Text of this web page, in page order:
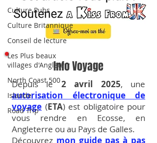
Culture Pubs
Culture Britannique
Conseil de lecture
Les Plus beaux
villages d'Angleterr
North Coast 500
Islande
Road Trip
Info Voyage
Depuis le2 avril 2025, une
autorisation électronique de
voyage (ETA) est obligatoire pour
vous rendre en Ecosse, en
Angleterre ou au Pays de Galles.
Découvrez mon guide pas à pas